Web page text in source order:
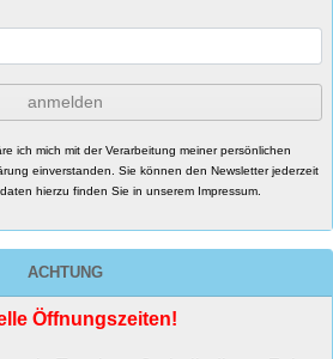
anmelden
ich mich mit der Verarbeitung meiner persönlichen
einverstanden. Sie können den Newsletter jederzeit
hierzu finden Sie in unserem Impressum.
ACHTUNG
Öffnungszeiten!